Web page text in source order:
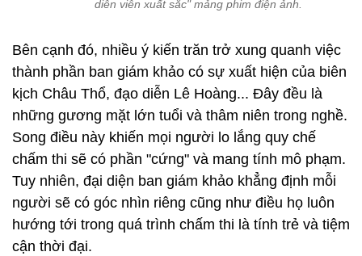
diễn viên xuất sắc" mảng phim điện ảnh.
Bên cạnh đó, nhiều ý kiến trăn trở xung quanh việc
thành phần ban giám khảo có sự xuất hiện của biên
kịch Châu Thổ, đạo diễn Lê Hoàng... Đây đều là
những gương mặt lớn tuổi và thâm niên trong nghề.
Song điều này khiến mọi người lo lắng quy chế
chấm thi sẽ có phần "cứng" và mang tính mô phạm.
Tuy nhiên, đại diện ban giám khảo khẳng định mỗi
người sẽ có góc nhìn riêng cũng như điều họ luôn
hướng tới trong quá trình chấm thi là tính trẻ và tiệm
cận thời đại.